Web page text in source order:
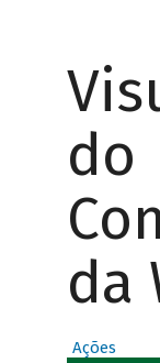
do
da
Ações